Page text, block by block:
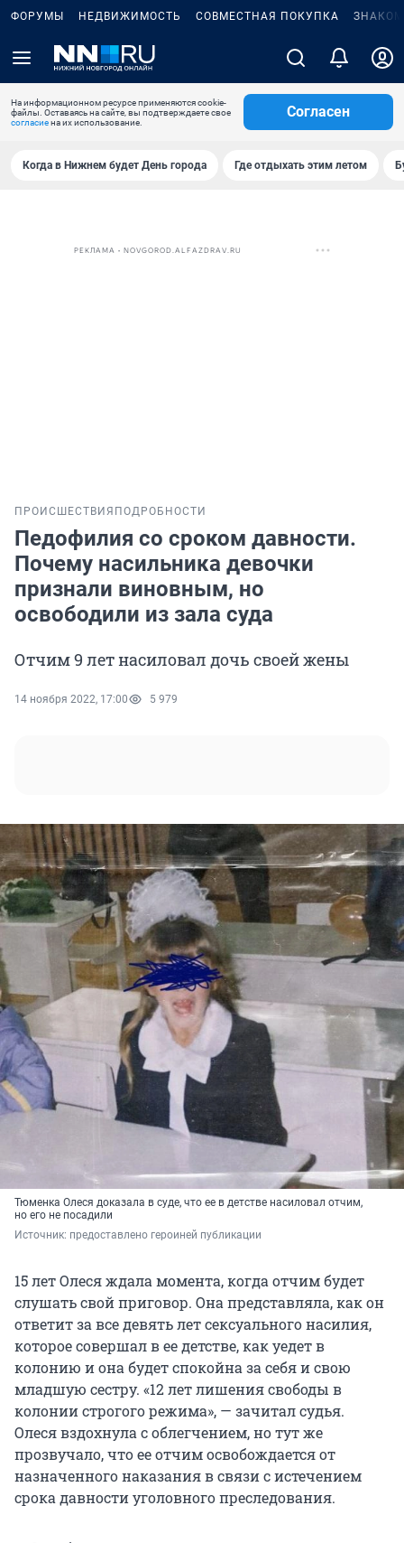
ФОРУМЫ НЕДВИЖИМОСТЬ СОВМЕСТНАЯ ПОКУПКА
На информационном ресурсе применяются cookie-
файлы. Оставаясь на сайте, вы подтверждаете свое
согласиена их использование.
Согласен
Когда в Нижнем будет День города Где отдыхать этим летом
РЕКЛАМА • NOVGOROD.ALFAZDRAV.RU
ПРОИСШЕСТВИЯ ПОДРОБНОСТИ
Педофилия со сроком давности.
Почему насильника девочки
признали виновным, но
освободили из зала суда
Отчим 9 лет насиловал дочь своей жены
14 ноября 2022, 17:00 5 979
Тюменка Олеся доказала в суде, что ее в детстве насиловал отчим,
но его не посадили
Источник: предоставлено героиней публикации
15 лет Олеся ждала момента, когда отчим будет
слушать свой приговор. Она представляла, как он
ответит за все девять лет сексуального насилия,
которое совершал в ее детстве, как уедет в
колонию и она будет спокойна за себя и свою
младшую сестру. «12 лет лишения свободы в
колонии строгого режима», — зачитал судья.
Олеся вздохнула с облегчением, но тут же
прозвучало, что ее отчим освобождается от
назначенного наказания в связи с истечением
срока давности уголовного преследования.